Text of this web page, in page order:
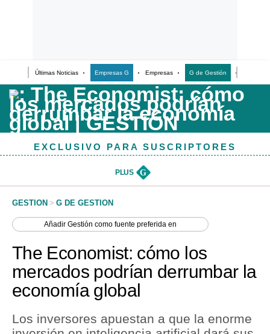
Últimas Noticias Empresas G Empresas G de Gestión
Últimas Noticias
Casos de Estudio
Columnistas
InfografíasEXCLUSIVO PARA SUSCRIPTORES
PLUS G
GESTION > G DE GESTION
AñadirGestión como fuente preferida en
The Economist: cómo los
mercados podrían derrumbar la
economía global
Los inversores apuestan a que la enorme